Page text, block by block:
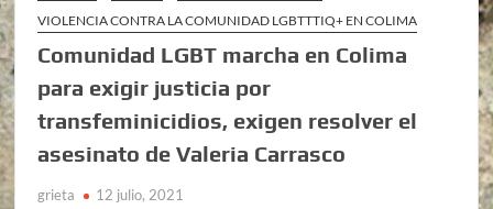
VIOLENCIA CONTRA LA COMUNIDAD LGBTTTIQ+ EN COLIMA
Comunidad LGBT marcha en Colima
para exigir justicia por
transfeminicidios, exigen resolver el
asesinato de Valeria Carrasco
grieta 12 julio, 2021